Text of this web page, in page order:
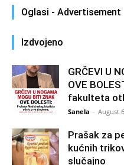
Oglasi - Advertisement
Izdvojeno
GRČEVI U
OVE
fakulteta
Sanela - August
Prašak za
kućnih
slučajno